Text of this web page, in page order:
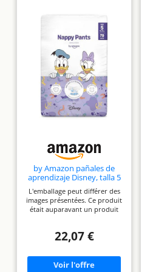
by Amazon pañales de
aprendizaje Disney, talla 5
(de 12 a 17 kg), 70
unidades, blancos
(anteriormente de la marca
Mama Bear, mismo
L'emballage peut différer des
images présentées. Ce produit
était auparavant un produit
by Amazon. Le produit est
formulations, taille, qualité et
le fournisseur est le même.
22,07 €